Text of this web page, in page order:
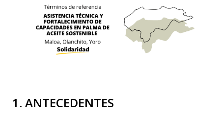
1. ANTECEDENTES